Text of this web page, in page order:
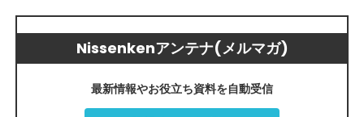
Nissenkenアンテナ(メルマガ)
最新情報やお役立ち資料を自動受信